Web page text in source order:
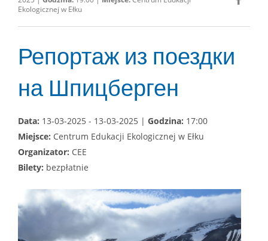
Ekologicznej w Ełku
Репортаж из поездки
на Шпицберген
Data: 13-03-2025 - 13-03-2025 | Godzina: 17:00
Miejsce: Centrum Edukacji Ekologicznej w Ełku
Organizator: CEE
Bilety: bezpłatnie